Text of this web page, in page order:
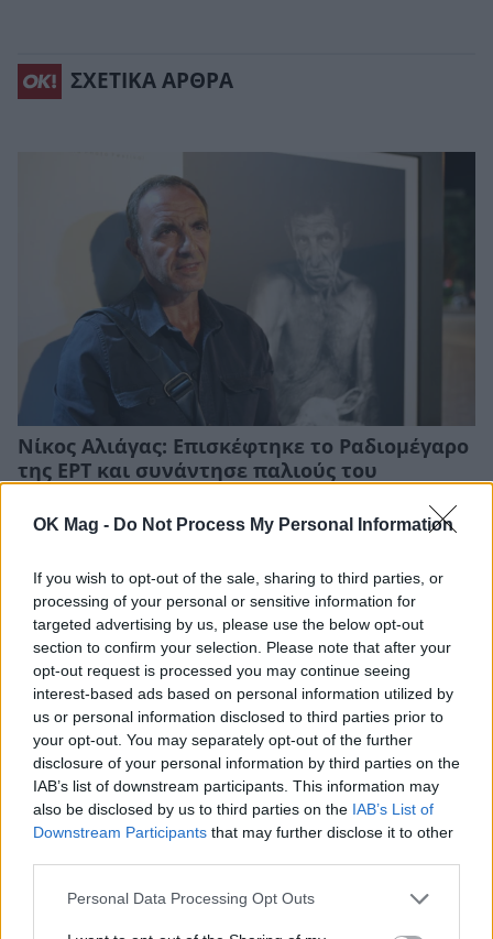
OK Mag - Do Not Process My Personal Information
If you wish to opt-out of the sale, sharing to third parties, or
processing of your personal or sensitive information for
targeted advertising by us, please use the below opt-out
section to confirm your selection. Please note that after your
opt-out request is processed you may continue seeing
interest-based ads based on personal information utilized by
us or personal information disclosed to third parties prior to
your opt-out. You may separately opt-out of the further
disclosure of your personal information by third parties on the
IAB’s list of downstream participants. This information may
also be disclosed by us to third parties on the IAB’s List of
Downstream Participants that may further disclose it to other
Personal Data Processing Opt Outs
ΣΧΕΤΙΚΑ ΑΡΘΡΑ
Νίκος Αλιάγας: Επισκέφτηκε το Ραδιομέγαρο
της ΕΡΤ και συνάντησε παλιούς του
CELEBRITIES
Νίκος Αλιάγας: Συγκίνησε τραγουδώντας τον
«Μέτοικο» στο γαλλικό The Voice